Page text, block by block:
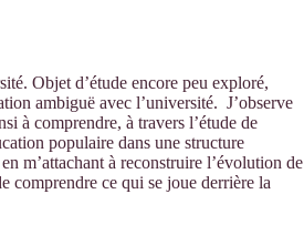
Objet d’étude encore peu exploré,
ambiguë avec l’université. J’observe
à comprendre, à travers l’étude de
populaire dans une structure
m’attachant à reconstruire l’évolution de
comprendre ce qui se joue derrière la